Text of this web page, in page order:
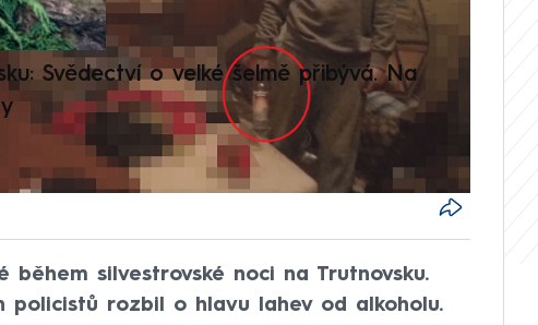
Svědectví o velké šelmě přibývá. Na
během silvestrovské noci na Trutnovsku.
policistů rozbil o hlavu lahev od alkoholu.